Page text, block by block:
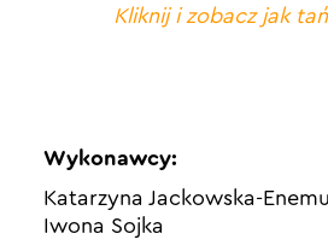
Kliknij i zobacz jak
Wykonawcy:
Katarzyna Jackowska-
Iwona Sojka